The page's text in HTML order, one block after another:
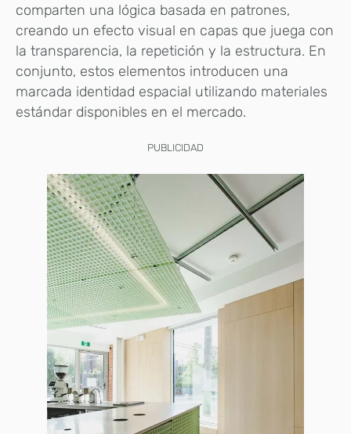
comparten una lógica basada en patrones,
creando un efecto visual en capas que juega con
la transparencia, la repetición y la estructura. En
conjunto, estos elementos introducen una
marcada identidad espacial utilizando materiales
estándar disponibles en el mercado.
PUBLICIDAD